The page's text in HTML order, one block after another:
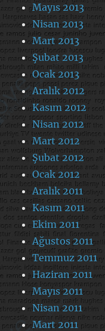
Mayıs 2013
Nisan 2013
Mart 2013
Şubat 2013
Ocak 2013
Aralık 2012
Kasım 2012
Nisan 2012
Mart 2012
Şubat 2012
Ocak 2012
Aralık 2011
Kasım 2011
Ekim 2011
Ağustos 2011
Temmuz 2011
Haziran 2011
Mayıs 2011
Nisan 2011
Mart 2011